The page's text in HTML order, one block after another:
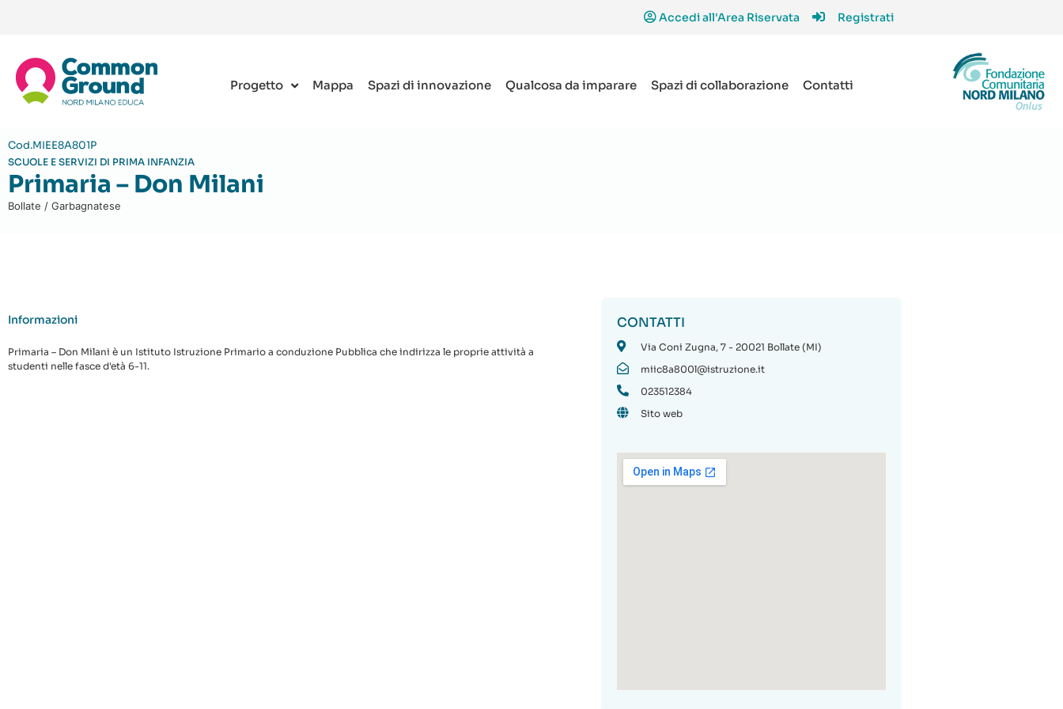
Accedi all'Area Riservata Registrati
Progetto Mappa Spazi di innovazione Qualcosa da imparare Spazi di collaborazione Contatti
Cod.MIEE8A801P
SCUOLE E SERVIZI DI PRIMA INFANZIA
Primaria – Don Milani
Bollate / Garbagnatese
Informazioni
Primaria – Don Milani è un Istituto Istruzione Primario a conduzione Pubblica che indirizza le proprie attività a
studenti nelle fasce d'età 6-11.
CONTATTI
Via Coni Zugna, 7 - 20021 Bollate (MI)
miic8a800l@istruzione.it
023512384
Sito web